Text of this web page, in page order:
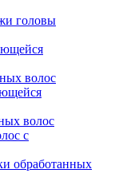
головы
волос
волос
с
обработанных